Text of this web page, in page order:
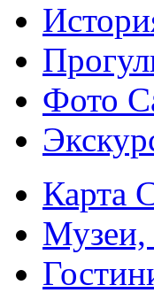
Фото
Карта
Музеи,